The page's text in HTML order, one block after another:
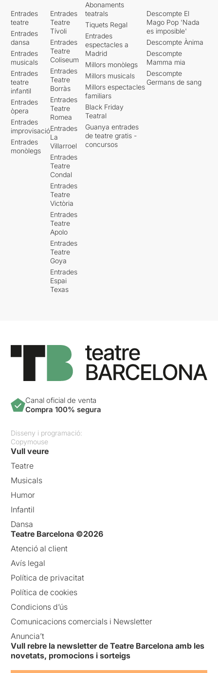
Entrades
teatre
Entrades
dansa
Entrades
musicals
Entrades
teatre
infantil
Entrades
òpera
Entrades
improvisació
Entrades
monòlegs
Entrades
Teatre
Tívoli
Entrades
Teatre
Coliseum
Entrades
Teatre
Borràs
Entrades
Teatre
Romea
Entrades
La
Villarroel
Entrades
Teatre
Condal
Entrades
Teatre
Victòria
Entrades
Teatre
Apolo
Entrades
Teatre
Goya
Entrades
Espai
Texas
Abonaments
teatrals
Tiquets Regal
Entrades
espectacles a
Madrid
Millors monòlegs
Millors musicals
Millors espectacles
familiars
Black Friday
Teatral
Guanya entrades
de teatre gratis -
concursos
Descompte El
Mago Pop 'Nada
es imposible'
Descompte Ànima
Descompte
Mamma mia
Descompte
Germans de sang
Canal oficial de venta
Compra 100% segura
Disseny i programació:
Copymouse
Vull veure
Teatre
Musicals
Humor
Infantil
Dansa
Teatre Barcelona ©2026
Atenció al client
Avís legal
Política de privacitat
Política de cookies
Condicions d’ús
Comunicacions comercials i Newsletter
Anuncia’t
Vull rebre la newsletter de Teatre Barcelona amb les
novetats, promocions i sorteigs